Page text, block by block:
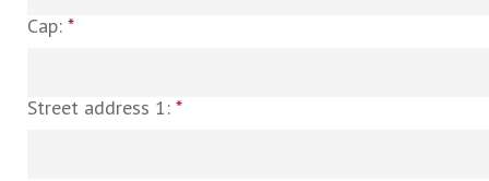
Cap: *
Street address 1: *